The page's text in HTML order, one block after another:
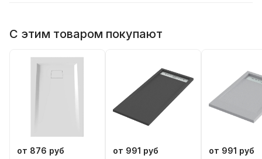
С этим товаром покупают
от 876 руб
от 991 руб
от 991 руб